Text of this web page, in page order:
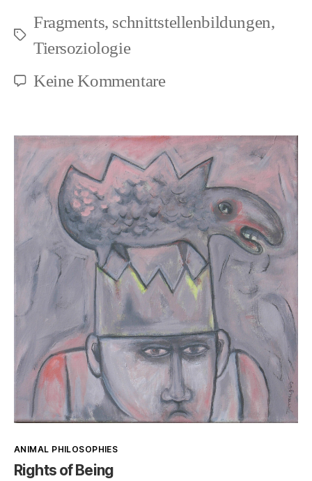
Schlagwörter
Fragments, schnittstellenbildungen,
Tiersoziologie
Keine Kommentarezu
Kategorien
ANIMAL PHILOSOPHIES
Rights of Being